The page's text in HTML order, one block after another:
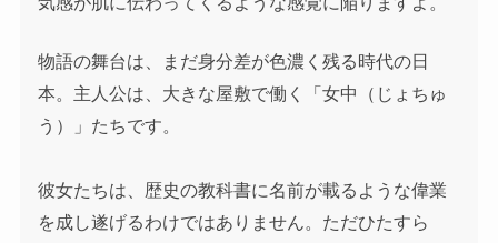
物語の舞台は、まだ身分差が色濃く残る時代の日
本。主人公は、大きな屋敷で働く「女中（じょちゅ
う）」たちです。
彼女たちは、歴史の教科書に名前が載るような偉業
を成し遂げるわけではありません。ただひたすら